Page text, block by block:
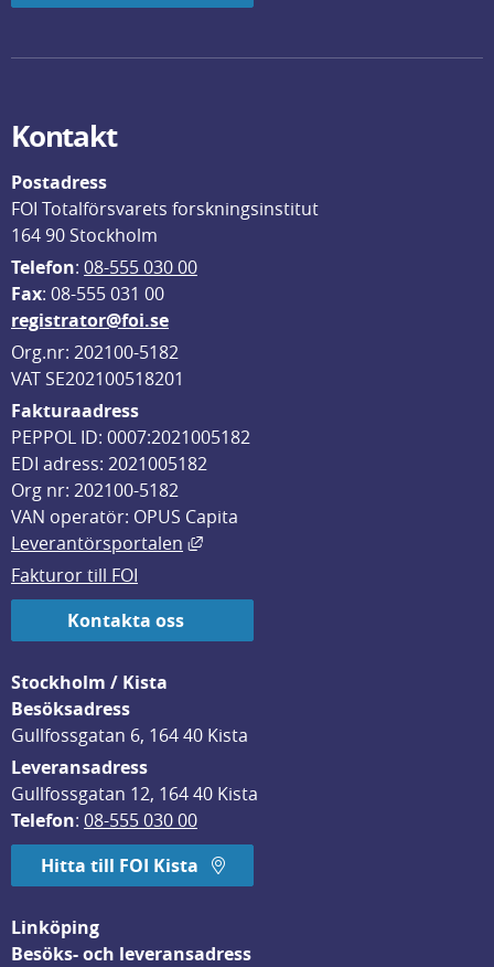
Kontakt
Postadress
FOI Totalförsvarets forskningsinstitut
164 90 Stockholm
Telefon: 08-555 030 00
Fax: 08-555 031 00
registrator@foi.se
Org.nr: 202100-5182
VAT SE202100518201
Fakturaadress
PEPPOL ID: 0007:2021005182
EDI adress: 2021005182
Org nr: 202100-5182
VAN operatör: OPUS Capita
Leverantörsportalen
Länk till annan webbplats, öppnas
Fakturor till FOI
Kontakta oss
Stockholm / Kista
Besöksadress
Gullfossgatan 6, 164 40 Kista
Leveransadress
Gullfossgatan 12, 164 40 Kista
Telefon: 08-555 030 00
Hitta till FOI Kista
Linköping
Besöks- och leveransadress